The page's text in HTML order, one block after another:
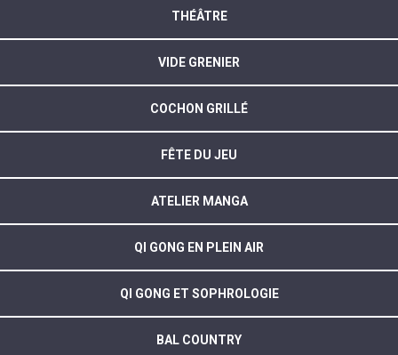
THÉÂTRE
VIDE GRENIER
COCHON GRILLÉ
FÊTE DU JEU
ATELIER MANGA
QI GONG EN PLEIN AIR
QI GONG ET SOPHROLOGIE
BAL COUNTRY